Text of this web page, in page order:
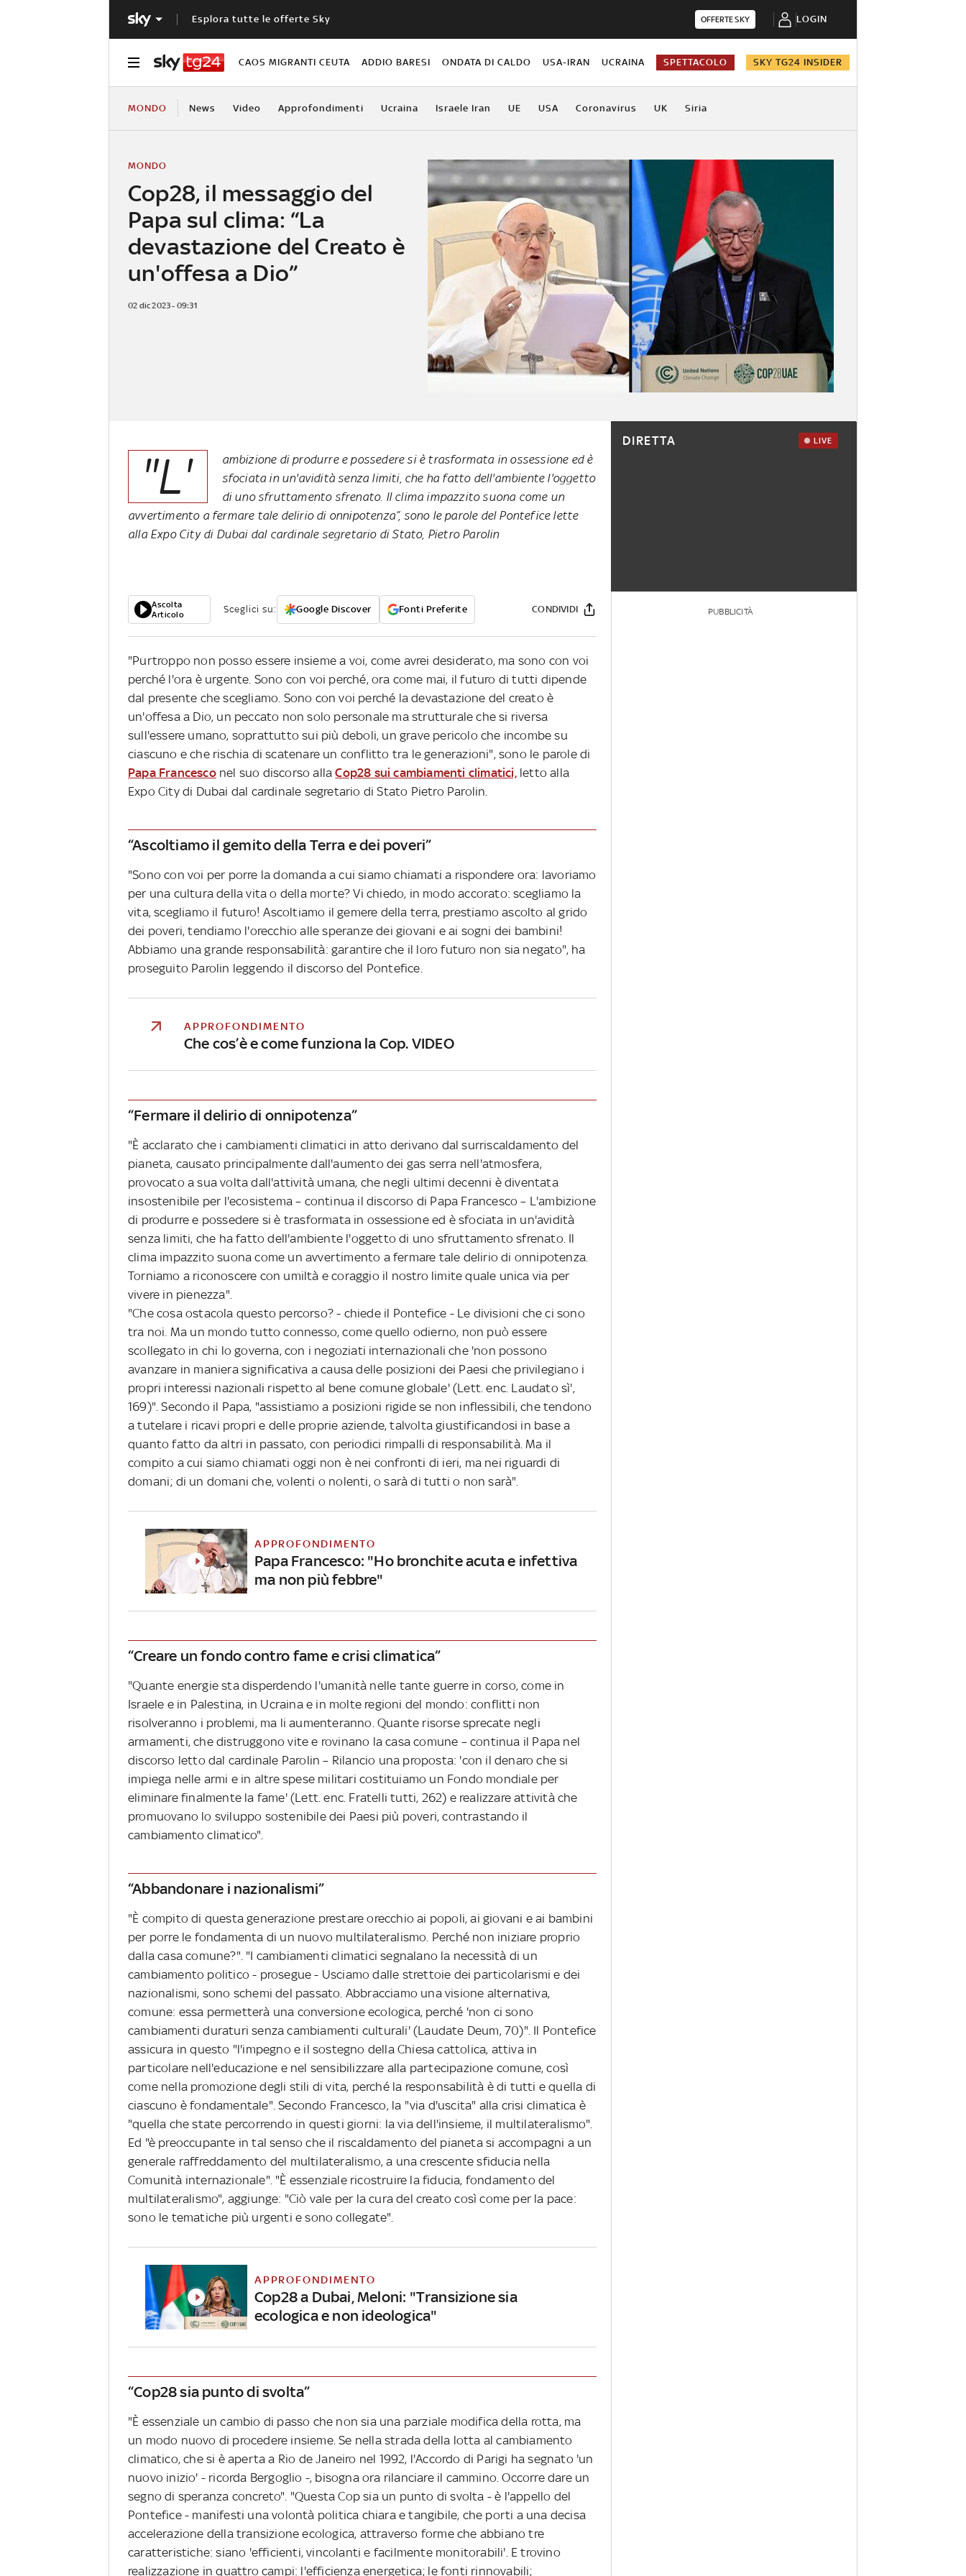
Esplora tutte le offerte Sky OFFERTE SKY LOGIN
CAOS MIGRANTI CEUTA ADDIO BARESI ONDATA DI CALDO USA-IRAN UCRAINA SPETTACOLO SKY TG24 INSIDER
MONDO News Video Approfondimenti Ucraina Israele Iran UE USA Coronavirus UK Siria
Cop28, il messaggio del
Papa sul clima: “La
devastazione del Creato è
un'offesa a Dio”
MONDO
02 dic 2023 - 09:31
"L'
ambizione di produrre e possedere si è trasformata in ossessione ed è
sfociata in un'avidità senza limiti, che ha fatto dell'ambiente l'oggetto
di uno sfruttamento sfrenato. Il clima impazzito suona come un
avvertimento a fermare tale delirio di onnipotenza”, sono le parole del Pontefice lette
alla Expo City di Dubai dal cardinale segretario di Stato, Pietro Parolin
Ascolta
Articolo
Sceglici su: Google Discover Fonti Preferite CONDIVIDI
"Purtroppo non posso essere insieme a voi, come avrei desiderato, ma sono con voi
perché l'ora è urgente. Sono con voi perché, ora come mai, il futuro di tutti dipende
dal presente che scegliamo. Sono con voi perché la devastazione del creato è
un'offesa a Dio, un peccato non solo personale ma strutturale che si riversa
sull'essere umano, soprattutto sui più deboli, un grave pericolo che incombe su
ciascuno e che rischia di scatenare un conflitto tra le generazioni", sono le parole di
Papa Francesconel suo discorso allaCop28 sui cambiamenti climatici,letto alla
Expo City di Dubai dal cardinale segretario di Stato Pietro Parolin.
“Ascoltiamo il gemito della Terra e dei poveri”
"Sono con voi per porre la domanda a cui siamo chiamati a rispondere ora: lavoriamo
per una cultura della vita o della morte? Vi chiedo, in modo accorato: scegliamo la
vita, scegliamo il futuro! Ascoltiamo il gemere della terra, prestiamo ascolto al grido
dei poveri, tendiamo l'orecchio alle speranze dei giovani e ai sogni dei bambini!
Abbiamo una grande responsabilità: garantire che il loro futuro non sia negato", ha
proseguito Parolin leggendo il discorso del Pontefice.
APPROFONDIMENTO
Che cos’è e come funziona la Cop. VIDEO
“Fermare il delirio di onnipotenza”
"È acclarato che i cambiamenti climatici in atto derivano dal surriscaldamento del
pianeta, causato principalmente dall'aumento dei gas serra nell'atmosfera,
provocato a sua volta dall'attività umana, che negli ultimi decenni è diventata
insostenibile per l'ecosistema – continua il discorso di Papa Francesco – L'ambizione
di produrre e possedere si è trasformata in ossessione ed è sfociata in un'avidità
senza limiti, che ha fatto dell'ambiente l'oggetto di uno sfruttamento sfrenato. Il
clima impazzito suona come un avvertimento a fermare tale delirio di onnipotenza.
Torniamo a riconoscere con umiltà e coraggio il nostro limite quale unica via per
vivere in pienezza".
"Che cosa ostacola questo percorso? - chiede il Pontefice - Le divisioni che ci sono
tra noi. Ma un mondo tutto connesso, come quello odierno, non può essere
scollegato in chi lo governa, con i negoziati internazionali che 'non possono
avanzare in maniera significativa a causa delle posizioni dei Paesi che privilegiano i
propri interessi nazionali rispetto al bene comune globale' (Lett. enc. Laudato sì',
169)". Secondo il Papa, "assistiamo a posizioni rigide se non inflessibili, che tendono
a tutelare i ricavi propri e delle proprie aziende, talvolta giustificandosi in base a
quanto fatto da altri in passato, con periodici rimpalli di responsabilità. Ma il
compito a cui siamo chiamati oggi non è nei confronti di ieri, ma nei riguardi di
domani; di un domani che, volenti o nolenti, o sarà di tutti o non sarà".
APPROFONDIMENTO
Papa Francesco: "Ho bronchite acuta e infettiva
ma non più febbre"
“Creare un fondo contro fame e crisi climatica”
"Quante energie sta disperdendo l'umanità nelle tante guerre in corso, come in
Israele e in Palestina, in Ucraina e in molte regioni del mondo: conflitti non
risolveranno i problemi, ma li aumenteranno. Quante risorse sprecate negli
armamenti, che distruggono vite e rovinano la casa comune – continua il Papa nel
discorso letto dal cardinale Parolin – Rilancio una proposta: 'con il denaro che si
impiega nelle armi e in altre spese militari costituiamo un Fondo mondiale per
eliminare finalmente la fame' (Lett. enc. Fratelli tutti, 262) e realizzare attività che
promuovano lo sviluppo sostenibile dei Paesi più poveri, contrastando il
cambiamento climatico".
“Abbandonare i nazionalismi”
"È compito di questa generazione prestare orecchio ai popoli, ai giovani e ai bambini
per porre le fondamenta di un nuovo multilateralismo. Perché non iniziare proprio
dalla casa comune?". "I cambiamenti climatici segnalano la necessità di un
cambiamento politico - prosegue - Usciamo dalle strettoie dei particolarismi e dei
nazionalismi, sono schemi del passato. Abbracciamo una visione alternativa,
comune: essa permetterà una conversione ecologica, perché 'non ci sono
cambiamenti duraturi senza cambiamenti culturali' (Laudate Deum, 70)". Il Pontefice
assicura in questo "l'impegno e il sostegno della Chiesa cattolica, attiva in
particolare nell'educazione e nel sensibilizzare alla partecipazione comune, così
come nella promozione degli stili di vita, perché la responsabilità è di tutti e quella di
ciascuno è fondamentale". Secondo Francesco, la "via d'uscita" alla crisi climatica è
"quella che state percorrendo in questi giorni: la via dell'insieme, il multilateralismo".
Ed "è preoccupante in tal senso che il riscaldamento del pianeta si accompagni a un
generale raffreddamento del multilateralismo, a una crescente sfiducia nella
Comunità internazionale". "È essenziale ricostruire la fiducia, fondamento del
multilateralismo", aggiunge: "Ciò vale per la cura del creato così come per la pace:
sono le tematiche più urgenti e sono collegate".
APPROFONDIMENTO
Cop28 a Dubai, Meloni: "Transizione sia
ecologica e non ideologica"
“Cop28 sia punto di svolta”
"È essenziale un cambio di passo che non sia una parziale modifica della rotta, ma
un modo nuovo di procedere insieme. Se nella strada della lotta al cambiamento
climatico, che si è aperta a Rio de Janeiro nel 1992, l'Accordo di Parigi ha segnato 'un
nuovo inizio' - ricorda Bergoglio -, bisogna ora rilanciare il cammino. Occorre dare un
segno di speranza concreto". "Questa Cop sia un punto di svolta - è l'appello del
Pontefice - manifesti una volontà politica chiara e tangibile, che porti a una decisa
accelerazione della transizione ecologica, attraverso forme che abbiano tre
caratteristiche: siano 'efficienti, vincolanti e facilmente monitorabili'. E trovino
realizzazione in quattro campi: l'efficienza energetica; le fonti rinnovabili;
DIRETTA LIVE
PUBBLICITÀ